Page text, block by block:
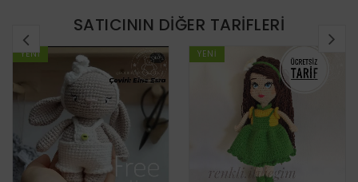
SATICININ DIĞER TARIFLERI
YENI YENI